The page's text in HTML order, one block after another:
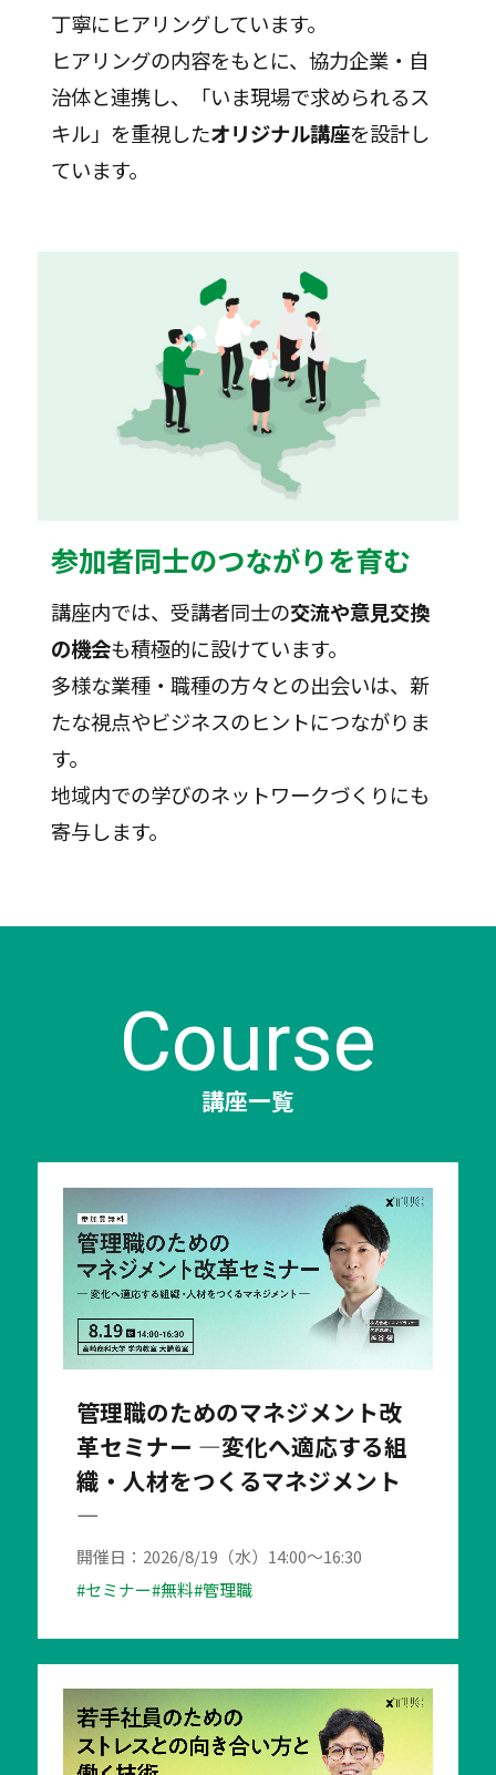
丁寧にヒアリングしています。
ヒアリングの内容をもとに、協力企業・自
治体と連携し、「いま現場で求められるス
キル」を重視したオリジナル講座を設計し
ています。
参加者同士のつながりを育む
講座内では、受講者同士の交流や意見交換
の機会も積極的に設けています。
多様な業種・職種の方々との出会いは、新
たな視点やビジネスのヒントにつながりま
す。
地域内での学びのネットワークづくりにも
寄与します。
Course
講座一覧
管理職のためのマネジメント改
革セミナー ―変化へ適応する組
織・人材をつくるマネジメント
―
開催日：2026/8/19（水）14:00～16:30
#セミナー#無料#管理職